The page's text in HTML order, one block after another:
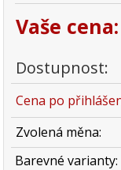
Vaše cena:
Dostupnost:
Cena po
Zvolená měna:
Barevné varianty: